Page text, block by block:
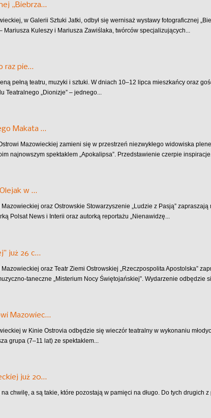
„Biebrza…
w Galerii Sztuki Jatki, odbył się wernisaż wystawy fotograficznej
Mariusza Kuleszy i Mariusza Zawiślaka, twórców specjalizujących...
raz pie…
pełną teatru, muzyki i sztuki. W dniach 10–12 lipca mieszkańcy oraz
Teatralnego „Dionizje” – jednego...
Makata …
Mazowieckiej zamieni się w przestrzeń niezwykłego widowiska
najnowszym spektaklem „Apokalipsa”. Przedstawienie czerpie
w …
oraz Ostrowskie Stowarzyszenie „Ludzie z Pasją”
Polsat News i Interii oraz autorką reportażu „Nienawidzę...
już 26 c…
oraz Teatr Ziemi Ostrowskiej „Rzeczpospolita Apostolska”
taneczne „Misterium Nocy Świętojańskiej”. Wydarzenie odbędzie
Mazowiec…
w Kinie Ostrovia odbędzie się wieczór teatralny w wykonaniu
grupa (7–11 lat) ze spektaklem...
już 20…
chwilę, a są takie, które pozostają w pamięci na długo. Do tych drugich